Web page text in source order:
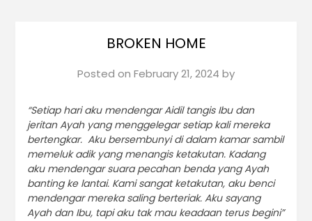
BROKEN HOME
Posted on February 21, 2024 by
“Setiap hari aku mendengar Aidil tangis Ibu dan
jeritan Ayah yang menggelegar setiap kali mereka
bertengkar. Aku bersembunyi di dalam kamar sambil
memeluk adik yang menangis ketakutan. Kadang
aku mendengar suara pecahan benda yang Ayah
banting ke lantai. Kami sangat ketakutan, aku benci
mendengar mereka saling berteriak. Aku sayang
Ayah dan Ibu, tapi aku tak mau keadaan terus begini”